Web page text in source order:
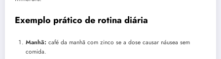
Exemplo prático de rotina diária
Manhã: café da manhã com zinco se a dose causar náusea sem
comida.